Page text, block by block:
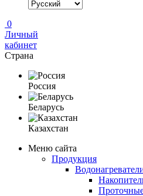
0
Личный
кабинет
Страна
Россия
Беларусь
Казахстан
Меню сайта
Продукция